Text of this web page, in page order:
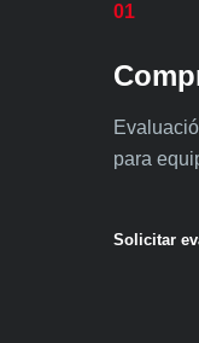
01
para
Solicitar